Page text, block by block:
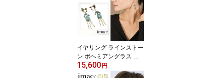
イヤリング ラインストー
ン ボヘミアングラス ブ
ルー ロング ハンギング e
r128818【イマックジュ
15,600円